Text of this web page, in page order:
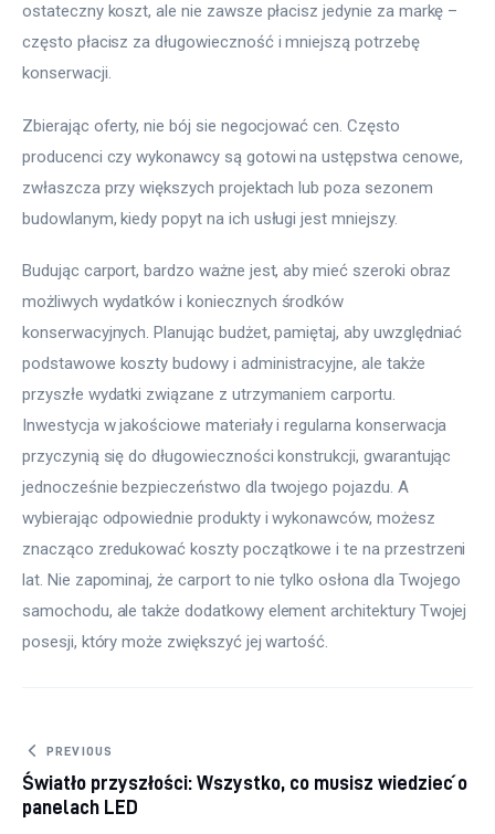
ostateczny koszt, ale nie zawsze płacisz jedynie za markę –
często płacisz za długowieczność i mniejszą potrzebę
konserwacji.
Zbierając oferty, nie bój sie negocjować cen. Często
producenci czy wykonawcy są gotowi na ustępstwa cenowe,
zwłaszcza przy większych projektach lub poza sezonem
budowlanym, kiedy popyt na ich usługi jest mniejszy.
Budując carport, bardzo ważne jest, aby mieć szeroki obraz
możliwych wydatków i koniecznych środków
konserwacyjnych. Planując budżet, pamiętaj, aby uwzględniać
podstawowe koszty budowy i administracyjne, ale także
przyszłe wydatki związane z utrzymaniem carportu.
Inwestycja w jakościowe materiały i regularna konserwacja
przyczynią się do długowieczności konstrukcji, gwarantując
jednocześnie bezpieczeństwo dla twojego pojazdu. A
wybierając odpowiednie produkty i wykonawców, możesz
znacząco zredukować koszty początkowe i te na przestrzeni
lat. Nie zapominaj, że carport to nie tylko osłona dla Twojego
samochodu, ale także dodatkowy element architektury Twojej
posesji, który może zwiększyć jej wartość.
Nawigacja wpisu
PREVIOUS
Światło przyszłości: Wszystko, co musisz wiedzieć o
panelach LED